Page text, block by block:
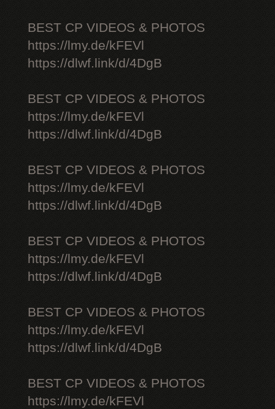
BEST CP VIDEOS & PHOTOS
https://lmy.de/kFEVl
https://dlwf.link/d/4DgB
BEST CP VIDEOS & PHOTOS
https://lmy.de/kFEVl
https://dlwf.link/d/4DgB
BEST CP VIDEOS & PHOTOS
https://lmy.de/kFEVl
https://dlwf.link/d/4DgB
BEST CP VIDEOS & PHOTOS
https://lmy.de/kFEVl
https://dlwf.link/d/4DgB
BEST CP VIDEOS & PHOTOS
https://lmy.de/kFEVl
https://dlwf.link/d/4DgB
BEST CP VIDEOS & PHOTOS
https://lmy.de/kFEVl